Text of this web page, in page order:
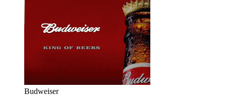
Budweiser